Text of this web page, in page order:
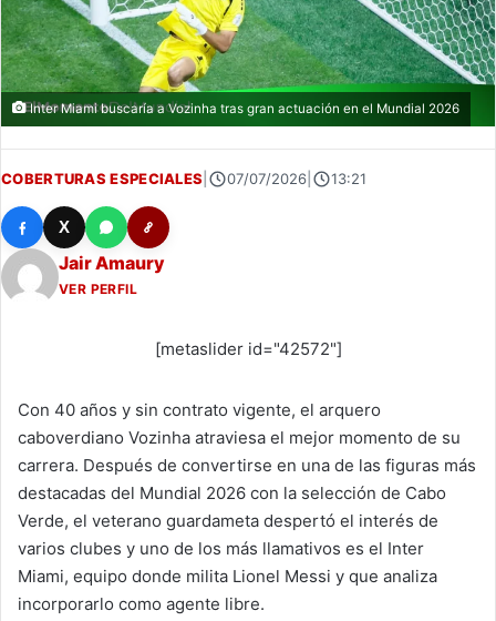
Inter Miami buscaría a Vozinha tras gran actuación en el Mundial 2026
COBERTURAS ESPECIALES 07/07/2026 13:21
X
Jair Amaury
VER PERFIL
[metaslider id="42572"]
Con 40 años y sin contrato vigente, el arquero
caboverdiano Vozinha atraviesa el mejor momento de su
carrera. Después de convertirse en una de las figuras más
destacadas del Mundial 2026 con la selección de Cabo
Verde, el veterano guardameta despertó el interés de
varios clubes y uno de los más llamativos es el Inter
Miami, equipo donde milita Lionel Messi y que analiza
incorporarlo como agente libre.